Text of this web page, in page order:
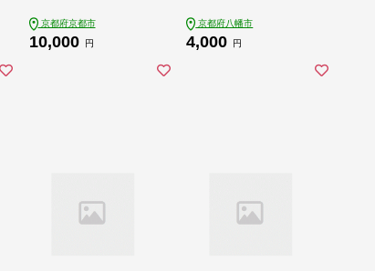
携店拡大中 人気［ カ
フェバーチケット ＋1
京都府京都市
10,000 円
京都庭園 日本庭園 庭
園入場券 ペアチケッ
京都府八幡市
4,000 円